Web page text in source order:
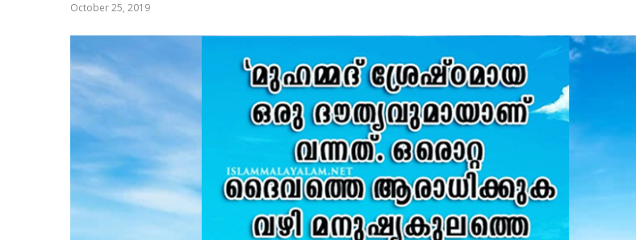
October 25, 2019